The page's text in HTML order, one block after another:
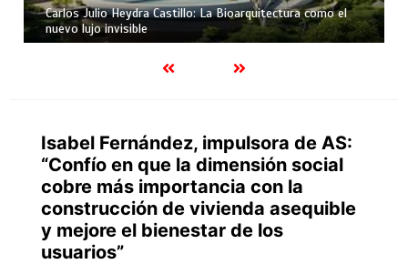
Carlos Julio Heydra Castillo: La Bioarquitectura como el
nuevo lujo invisible
Isabel Fernández, impulsora de AS:
“Confío en que la dimensión social
cobre más importancia con la
construcción de vivienda asequible
y mejore el bienestar de los
usuarios”